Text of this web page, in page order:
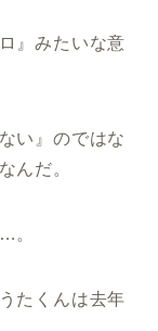
』みたいな意
い』のではな
んだ。
。
たくんは去年